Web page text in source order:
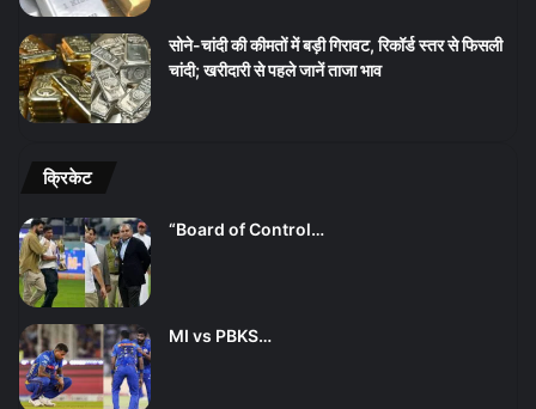
सोने-चांदी की कीमतों में बड़ी गिरावट, रिकॉर्ड स्तर से फिसली
चांदी; खरीदारी से पहले जानें ताजा भाव
क्रिकेट
“Board of Control…
MI vs PBKS…